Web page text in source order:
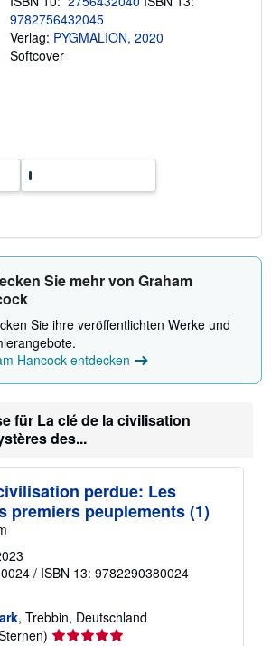
V
s
e
9782756432045
Verlag: PYGMALION, 2020
Softcover
Sie mehr von Graham
Sie ihre veröffentlichten Werke und
Hancock entdecken
für La clé de la civilisation
des...
perdue: Les
premiers peuplements (1)
/ ISBN 13: 9782290380024
, Trebbin, Deutschland
Verkäuferbewertung